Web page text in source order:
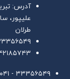
آدرس:
طرلان
۳۳۳۵۶۵۴۹ - ۰۴۱
۳۳۳۵۶۵۴۹ - ۰۴۱